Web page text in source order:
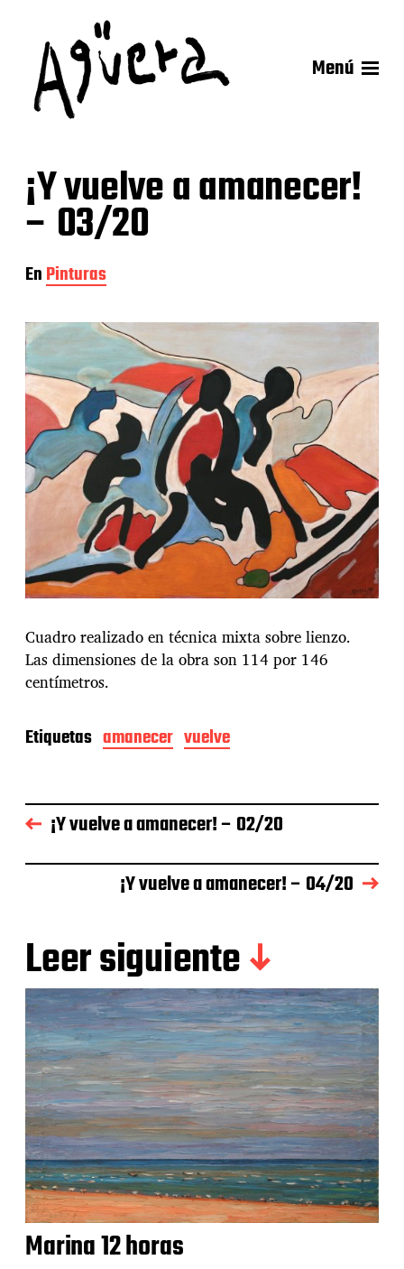
Menú
¡Y vuelve a amanecer!
– 03/20
EnPinturas
Cuadro realizado en técnica mixta sobre lienzo.
Las dimensiones de la obra son 114 por 146
centímetros.
Etiquetas amanecer vuelve
¡Y vuelve a amanecer! – 02/20
¡Y vuelve a amanecer! – 04/20
Leer siguiente
Marina 12 horas